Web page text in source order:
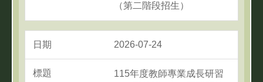
（第二階段招生）
2026-07-24
115年度教師專業成長研習